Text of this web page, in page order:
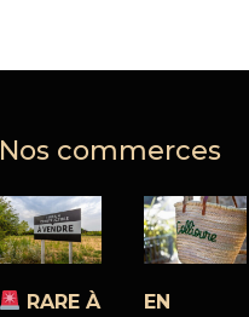
Nos commerces
RARE À
EN